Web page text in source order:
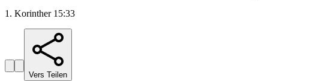
1. Korinther 15:33
Vers Teilen